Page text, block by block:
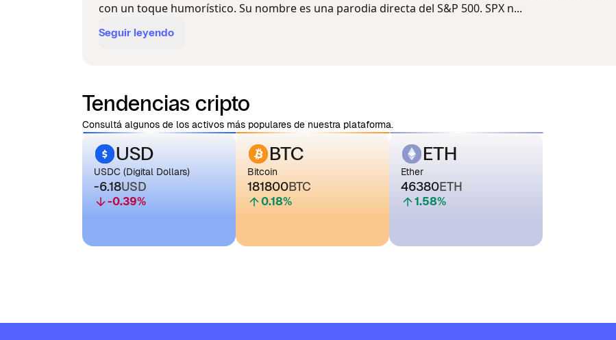
con un toque humorístico. Su nombre es una parodia directa del S&P 500. SPX n...
Seguir leyendo
Tendencias cripto
Consultá algunos de los activos más populares de nuestra plataforma.
USD
USDC (Digital Dollars)
-6.18USD
-0.39%
BTC
Bitcoin
181800BTC
0.18%
ETH
Ether
46380ETH
1.58%